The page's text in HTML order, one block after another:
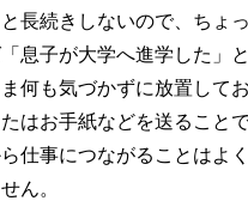
長続きしないので、ちょ
息子が大学へ進学した」
何も気づかずに放置して
はお手紙などを送ること
仕事につながることはよ
ん。